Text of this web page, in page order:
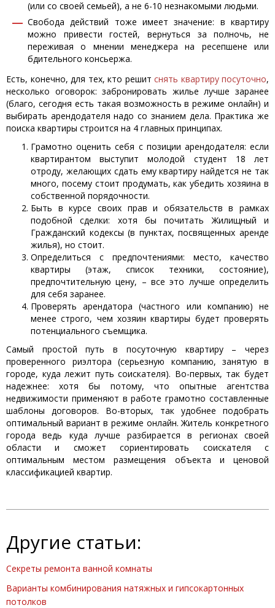
(или со своей семьей), а не 6-10 незнакомыми людьми.
Свобода действий тоже имеет значение: в квартиру
можно привести гостей, вернуться за полночь, не
переживая о мнении менеджера на ресепшене или
бдительного консьержа.
Есть, конечно, для тех, кто решит снять квартиру посуточно,
несколько оговорок: забронировать жилье лучше заранее
(благо, сегодня есть такая возможность в режиме онлайн) и
выбирать арендодателя надо со знанием дела. Практика же
поиска квартиры строится на 4 главных принципах.
Грамотно оценить себя с позиции арендодателя: если
квартирантом выступит молодой студент 18 лет
отроду, желающих сдать ему квартиру найдется не так
много, посему стоит продумать, как убедить хозяина в
собственной порядочности.
Быть в курсе своих прав и обязательств в рамках
подобной сделки: хотя бы почитать Жилищный и
Гражданский кодексы (в пунктах, посвященных аренде
жилья), но стоит.
Определиться с предпочтениями: место, качество
квартиры (этаж, список техники, состояние),
предпочтительную цену, – все это лучше определить
для себя заранее.
Проверять арендатора (частного или компанию) не
менее строго, чем хозяин квартиры будет проверять
потенциального съемщика.
Самый простой путь в посуточную квартиру – через
проверенного риэлтора (серьезную компанию, занятую в
городе, куда лежит путь соискателя). Во-первых, так будет
надежнее: хотя бы потому, что опытные агентства
недвижимости применяют в работе грамотно составленные
шаблоны договоров. Во-вторых, так удобнее подобрать
оптимальный вариант в режиме онлайн. Житель конкретного
города ведь куда лучше разбирается в регионах своей
области и сможет сориентировать соискателя с
оптимальным местом размещения объекта и ценовой
классификацией квартир.
Другие статьи:
Секреты ремонта ванной комнаты
Варианты комбинирования натяжных и гипсокартонных
потолков